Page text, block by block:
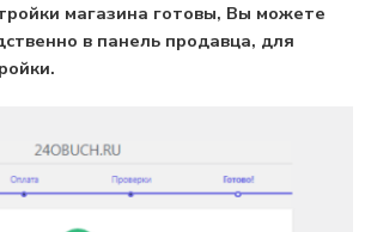
магазина готовы, Вы можете
в панель продавца, для